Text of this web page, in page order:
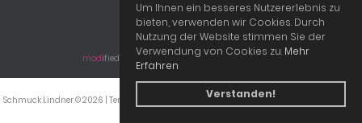
Schmuck Lindner © 2026 | Template © 2009-2026 bymodified eCommerce Shopsoftware
modified eCommerce Shopsoftware © 2009-2026
Um Ihnen ein besseres Nutzererlebnis zu
bieten, verwenden wir Cookies. Durch
Nutzung der Website stimmen Sie der
Verwendung von Cookies zu. Mehr
Erfahren
Verstanden!